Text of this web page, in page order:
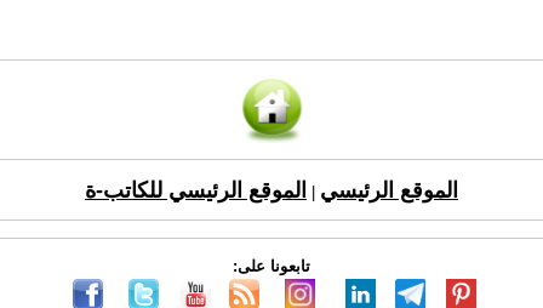
الموقع الرئيسي الموقع الرئيسي للكاتب-ة
تابعونا على: